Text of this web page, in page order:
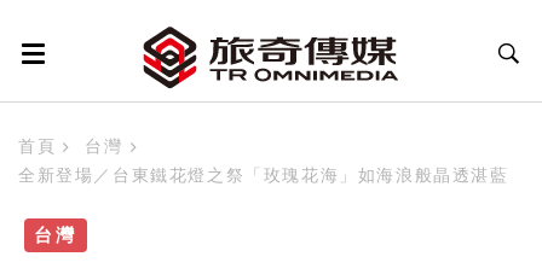
首頁
台灣
全新登場／台東鐵花燈之祭「玫瑰花海」如海浪般晶透湛藍
台灣